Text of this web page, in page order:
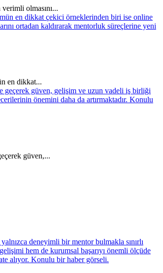
olmasını...
en dikkat...
güven,...